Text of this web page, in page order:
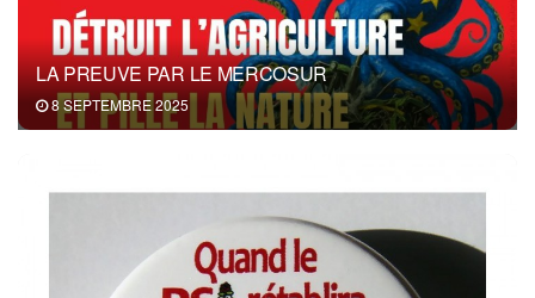
LA PREUVE PAR LE MERCOSUR
8 SEPTEMBRE 2025